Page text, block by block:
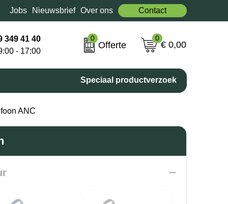
Jobs Nieuwsbrief Over ons Contact
349 41 40
- 17:00
0
Offerte
0
€ 0,00
Speciaal productverzoek
ANC